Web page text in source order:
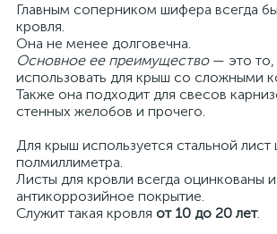
Главным соперником шифера всегда
кровля.
Она не менее долговечна.
Основное ее преимущество— это то,
использовать для крыш со сложными
Также она подходит для свесов
стенных желобов и прочего.
Для крыш используется стальной
полмиллиметра.
Листы для кровли всегда оцинкованы
антикоррозийное покрытие.
Служит такая кровля от 10 до 20 лет.